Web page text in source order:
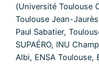
(Université Toulouse
Toulouse Jean-
Paul Sabatier,
SUPAÉRO, INU
Albi, ENSA Toulouse,